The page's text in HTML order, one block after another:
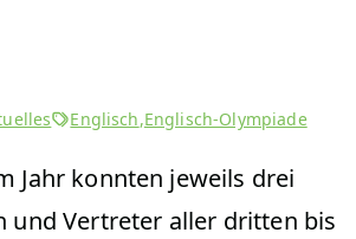
Englisch,Englisch-Olympiade
Jahr konnten jeweils drei
und Vertreter aller dritten bis